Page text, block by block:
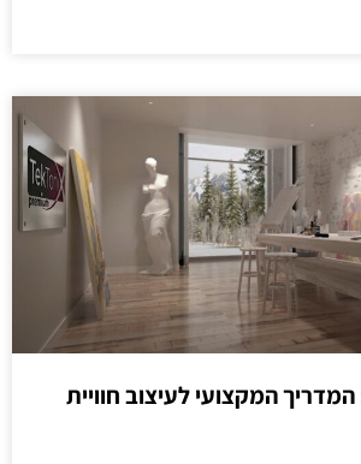
המקצועי לעיצוב חוויית